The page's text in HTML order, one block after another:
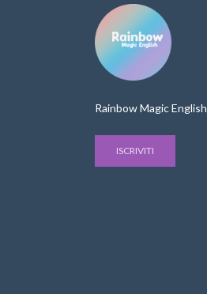
Rainbow Magic English
ISCRIVITI